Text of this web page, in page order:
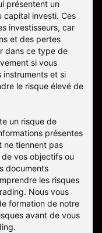
présentent un
capital investi. Ces
investisseurs, car
et des pertes
dans ce type de
si vous
instruments et si
le risque élevé de
un risque de
présentes
ne tiennent pas
vos objectifs ou
documents
les risques
Nous vous
formation de notre
avant de vous